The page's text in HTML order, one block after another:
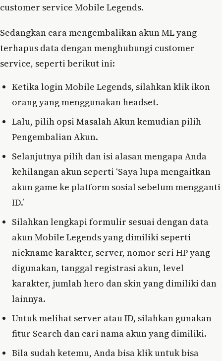
customer service Mobile Legends.
Sedangkan cara mengembalikan akun ML yang
terhapus data dengan menghubungi customer
service, seperti berikut ini:
Ketika login Mobile Legends, silahkan klik ikon
orang yang menggunakan headset.
Lalu, pilih opsi Masalah Akun kemudian pilih
Pengembalian Akun.
Selanjutnya pilih dan isi alasan mengapa Anda
kehilangan akun seperti ‘Saya lupa mengaitkan
akun game ke platform sosial sebelum mengganti
ID.’
Silahkan lengkapi formulir sesuai dengan data
akun Mobile Legends yang dimiliki seperti
nickname karakter, server, nomor seri HP yang
digunakan, tanggal registrasi akun, level
karakter, jumlah hero dan skin yang dimiliki dan
lainnya.
Untuk melihat server atau ID, silahkan gunakan
fitur Search dan cari nama akun yang dimiliki.
Bila sudah ketemu, Anda bisa klik untuk bisa